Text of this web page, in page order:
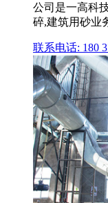
公司是一高科
碎,建筑用砂业
联系电话: 180